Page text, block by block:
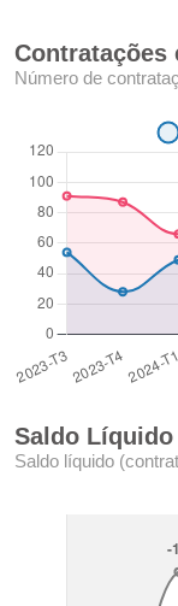
Contratações
Número de
Saldo Líquido
Saldo líquido